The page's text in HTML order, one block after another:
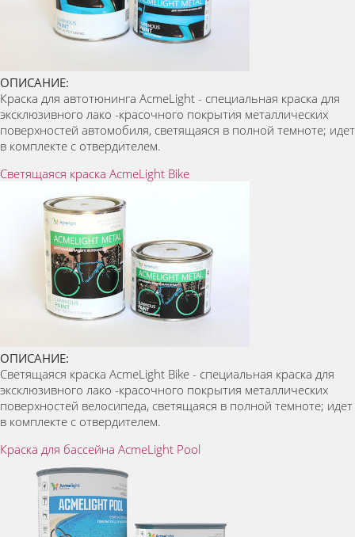
ОПИСАНИЕ:
Краска для автотюнинга AcmeLight - специальная краска для
эксклюзивного лако -красочного покрытия металлических
поверхностей автомобиля, светящаяся в полной темноте; идет
в комплекте с отвердителем.
Светящаяся краска AcmeLight Bike
ОПИСАНИЕ:
Светящаяся краска AcmeLight Bike - специальная краска для
эксклюзивного лако -красочного покрытия металлических
поверхностей велосипеда, светящаяся в полной темноте; идет
в комплекте с отвердителем.
Краска для бассейна AcmeLight Pool